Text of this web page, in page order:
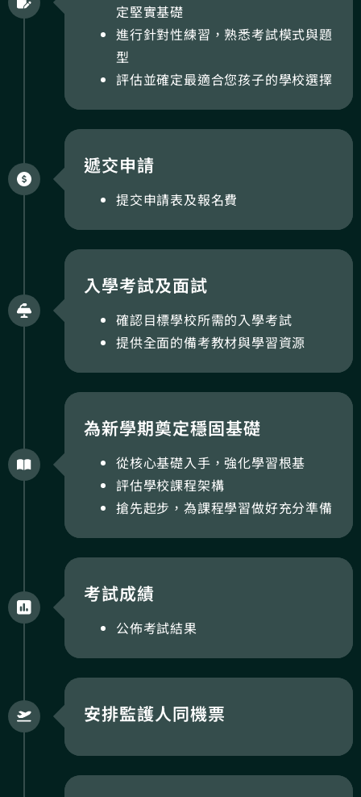
定堅實基礎
進行針對性練習，熟悉考試模式與題
型
評估並確定最適合您孩子的學校選擇
遞交申請
提交申請表及報名費
入學考試及面試
確認目標學校所需的入學考試
提供全面的備考教材與學習資源
為新學期奠定穩固基礎
從核心基礎入手，強化學習根基
評估學校課程架構
搶先起步，為課程學習做好充分準備
考試成績
公佈考試結果
安排監護人同機票